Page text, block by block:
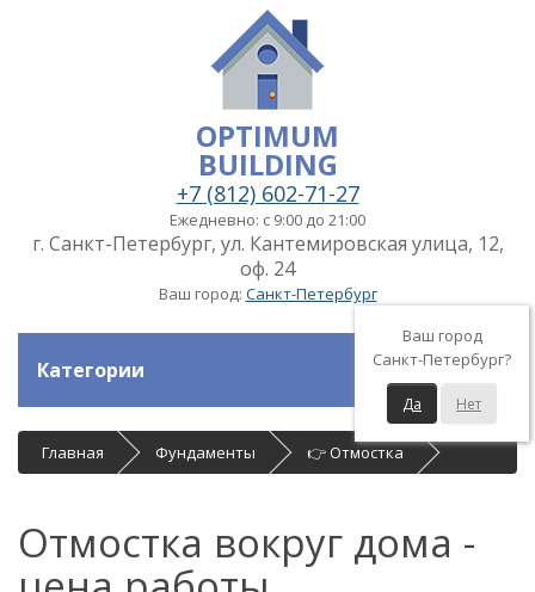
OPTIMUM
BUILDING
+7 (812) 602-71-27
Ежедневно: с 9:00 до 21:00
г. Санкт-Петербург, ул. Кантемировская улица, 12,
оф. 24
Ваш город: Санкт-Петербург
Ваш город
Санкт-Петербург?
Да Нет
Категории
Главная Фундаменты 👉 Отмостка
Отмостка вокруг дома -